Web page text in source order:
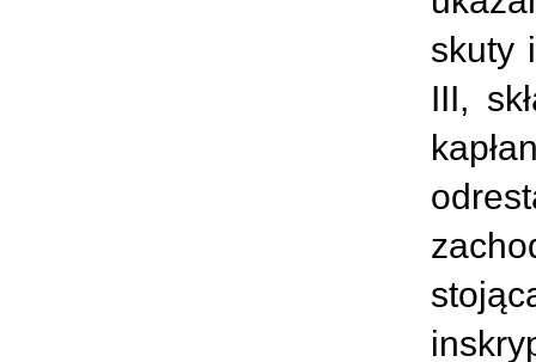
skuty
III,